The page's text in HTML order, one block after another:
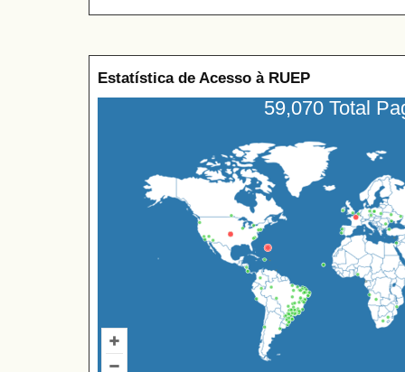
Estatística de Acesso à RUEP
59,070 Total